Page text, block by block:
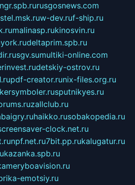
ngr.spb.rurusgosnews.com
w-dev.ruf-ship.ru
malinasp.rukinosvin.ru
deltaprim.spb.ru
sgv.sumultiki-online.com
detskiy-ostrov.ru
pdf-creator.runix-files.org.ru
sputnikyes.ru
zallclub.ru
haikko.rusobakopedia.ru
clock.net.ru
npf.net.ru7bit.pp.rukalugatur.ru
kazanka.spb.ru
emotsiy.ru